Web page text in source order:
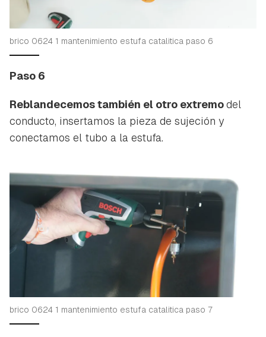
brico 0624 1 mantenimiento estufa catalitica paso 6
Paso 6
Reblandecemos también el otro extremodel
conducto, insertamos la pieza de sujeción y
conectamos el tubo a la estufa.
brico 0624 1 mantenimiento estufa catalitica paso 7